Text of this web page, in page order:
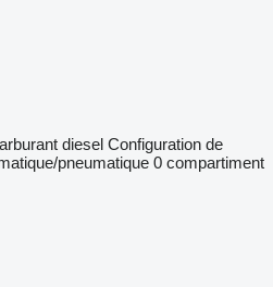
diesel Configuration de
pneumatique 0 compartiment